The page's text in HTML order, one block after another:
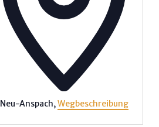
Neu-Anspach, Wegbeschreibung